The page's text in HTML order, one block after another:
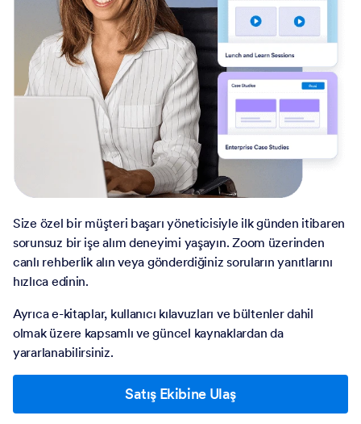
Size özel bir müşteri başarı yöneticisiyle ilk günden itibaren
sorunsuz bir işe alım deneyimi yaşayın. Zoom üzerinden
canlı rehberlik alın veya gönderdiğiniz soruların yanıtlarını
hızlıca edinin.
Ayrıca e-kitaplar, kullanıcı kılavuzları ve bültenler dahil
olmak üzere kapsamlı ve güncel kaynaklardan da
yararlanabilirsiniz.
Satış Ekibine Ulaş